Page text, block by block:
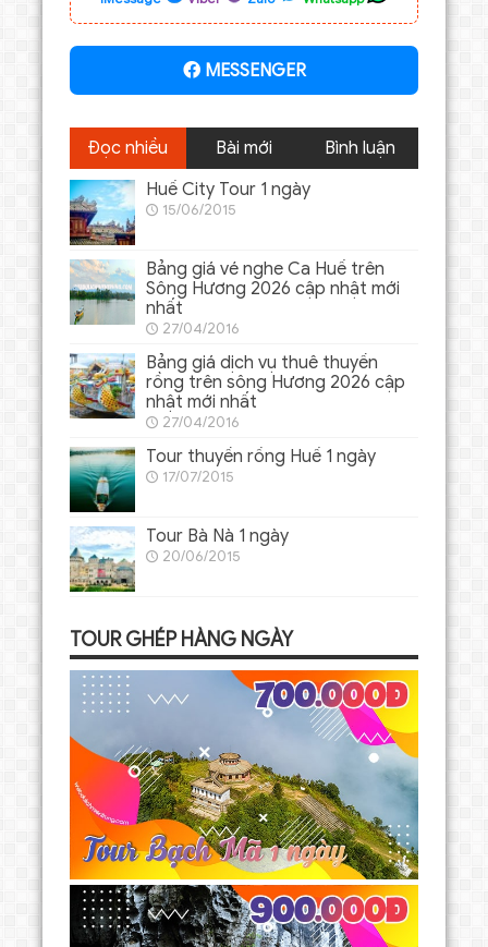
MESSENGER
Đọc nhiều Bài mới
Bình luận
Huế City Tour 1 ngày
15/06/2015
Bảng giá vé nghe Ca Huế trên
Sông Hương 2026 cập nhật mới
nhất
27/04/2016
Bảng giá dịch vụ thuê thuyền
rồng trên sông Hương 2026 cập
nhật mới nhất
27/04/2016
Tour thuyền rồng Huế 1 ngày
17/07/2015
Tour Bà Nà 1 ngày
20/06/2015
TOUR GHÉP HÀNG NGÀY